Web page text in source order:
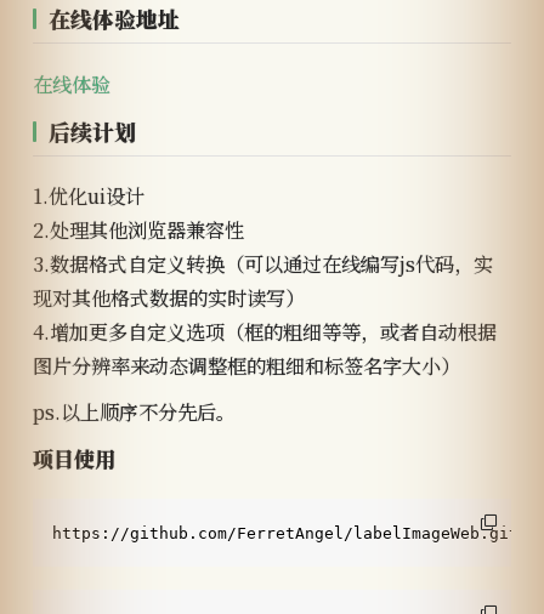
在线体验地址
在线体验
后续计划
1.优化ui设计
2.处理其他浏览器兼容性
3.数据格式自定义转换（可以通过在线编写js代码，实
现对其他格式数据的实时读写）
4.增加更多自定义选项（框的粗细等等，或者自动根据
图片分辨率来动态调整框的粗细和标签名字大小）
ps.以上顺序不分先后。
项目使用
https://github.com/FerretAngel/labelImageWeb.git